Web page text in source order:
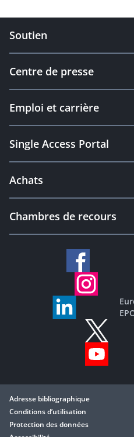
Soutien
Centre de presse
Emploi et carrière
Single Access Portal
Achats
Chambres de recours
Adresse bibliographique
Conditions d’utilisation
Protection des données